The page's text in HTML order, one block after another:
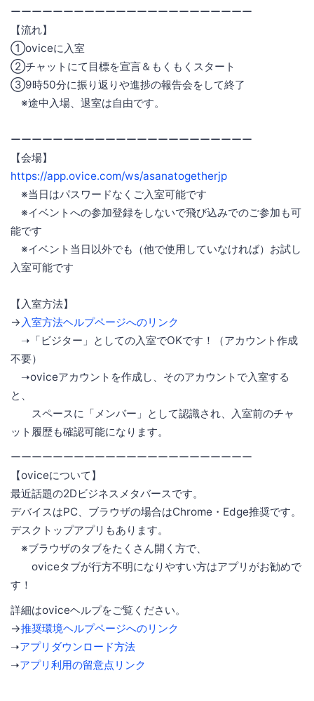
ーーーーーーーーーーーーーーーーーーーーーーー
【流れ】
①oviceに入室
②チャットにて目標を宣言＆もくもくスタート
③9時50分に振り返りや進捗の報告会をして終了
※途中入場、退室は自由です。
ーーーーーーーーーーーーーーーーーーーーーーー
【会場】
https://app.ovice.com/ws/asanatogetherjp
※当日はパスワードなくご入室可能です
※イベントへの参加登録をしないで飛び込みでのご参加も可
能です
※イベント当日以外でも（他で使用していなければ）お試し
入室可能です
【入室方法】
→ 入室方法ヘルプページへのリンク
➝「ビジター」としての入室でOKです！（アカウント作成
不要）
➝oviceアカウントを作成し、そのアカウントで入室する
と、
スペースに「メンバー」として認識され、入室前のチャ
ット履歴も確認可能になります。
ーーーーーーーーーーーーーーーーーーーーーーー
【oviceについて】
最近話題の2Dビジネスメタバースです。
デバイスはPC、ブラウザの場合はChrome・Edge推奨です。
デスクトップアプリもあります。
※ブラウザのタブをたくさん開く方で、
oviceタブが行方不明になりやすい方はアプリがお勧めで
す！
詳細はoviceヘルプをご覧ください。
→推奨環境ヘルプページへのリンク
➝アプリダウンロード方法
➝アプリ利用の留意点リンク